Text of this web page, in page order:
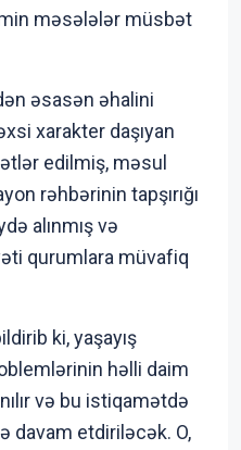
məsələlər müsbət
əsasən əhalini
xarakter daşıyan
edilmiş, məsul
rəhbərinin tapşırığı
alınmış və
qurumlara müvafiq
ki, yaşayış
həlli daim
və bu istiqamətdə
davam etdiriləcək. O,